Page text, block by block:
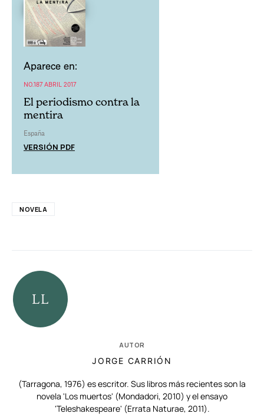
Aparece en:
NO.187 ABRIL 2017
El periodismo contra la
mentira
España
VERSIÓN PDF
NOVELA
AUTOR
JORGE CARRIÓN
(Tarragona, 1976) es escritor. Sus libros más recientes son la
novela 'Los muertos' (Mondadori, 2010) y el ensayo
'Teleshakespeare' (Errata Naturae, 2011).